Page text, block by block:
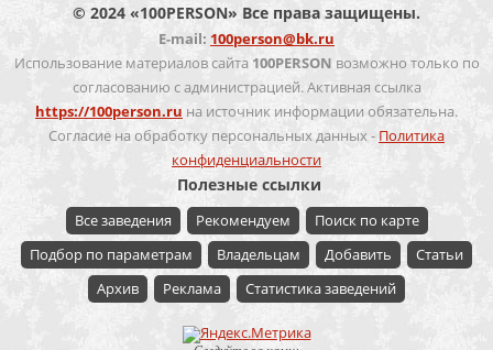
© 2024 «100PERSON» Все права защищены.
E-mail: 100person@bk.ru
Использование материалов сайта 100PERSON возможно только по
согласованию с администрацией. Активная ссылка
https://100person.ru на источник информации обязательна.
Согласие на обработку персональных данных - Политика
конфиденциальности
Полезные ссылки
Все заведения Рекомендуем
Поиск по карте
Подбор по параметрам
Владельцам Добавить
Статьи
Архив
Реклама Статистика заведений